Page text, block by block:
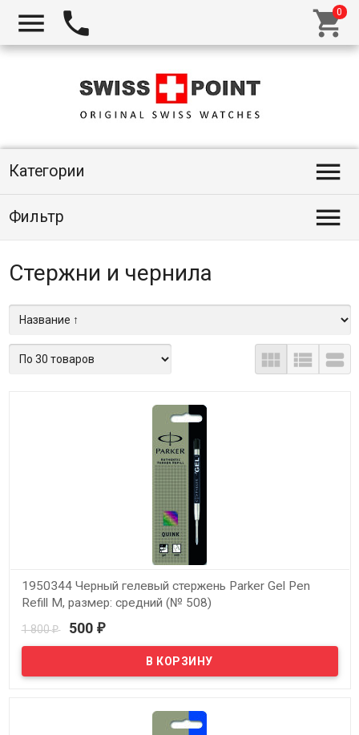
  
Категории 
Фильтр 
Стержни и чернила
  
1950344 Черный гелевый стержень Parker Gel Pen
Refill M, размер: средний (№ 508)
В наличии
1 800₽ 500 ₽